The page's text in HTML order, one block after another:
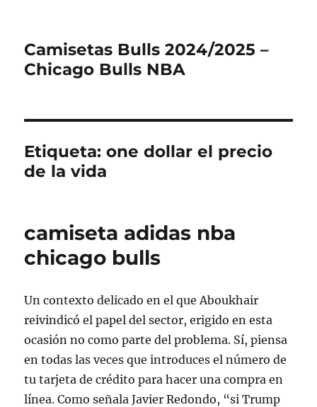
Camisetas Bulls 2024/2025 –
Chicago Bulls NBA
Etiqueta:one dollar el precio
de la vida
camiseta adidas nba
chicago bulls
Un contexto delicado en el que Aboukhair
reivindicó el papel del sector, erigido en esta
ocasión no como parte del problema. Sí, piensa
en todas las veces que introduces el número de
tu tarjeta de crédito para hacer una compra en
línea. Como señala Javier Redondo, “si Trump